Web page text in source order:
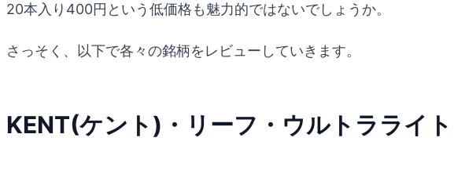
20本入り400円という低価格も魅力的ではないでしょうか。
さっそく、以下で各々の銘柄をレビューしていきます。
KENT(ケント)・リーフ・ウルトラライト